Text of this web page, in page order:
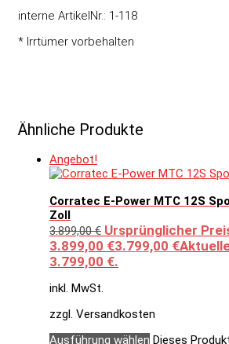
interne ArtikelNr.: 1-118
* Irrtümer vorbehalten
Ähnliche Produkte
Angebot!
Corratec E-Power MTC 12S
Zoll
3.899,00€ Ursprünglicher
3.899,00 €3.799,00 €
3.799,00 €.
inkl. MwSt.
zzgl. Versandkosten
Ausführung wählen Dieses